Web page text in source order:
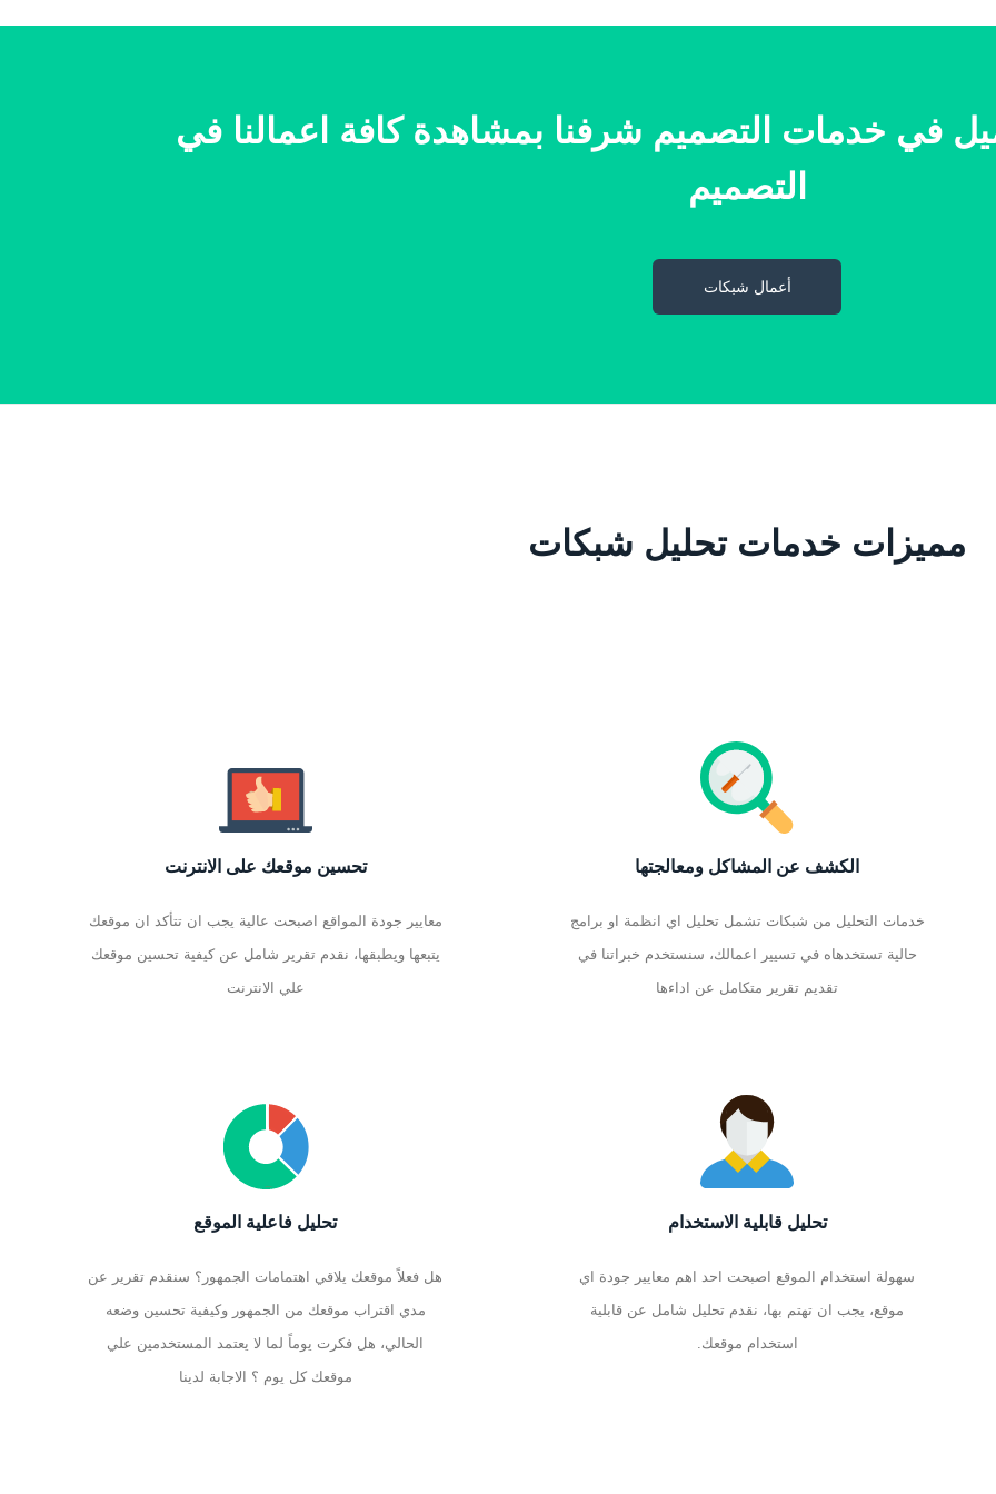
اكثر من 1900 عميل في خدمات التصميم شرفنا بمشاهدة كافة اعمالنا في
التصميم
أعمال شبكات
مميزات خدمات تحليل شبكات
الكشف عن المشاكل ومعالجتها
خدمات التحليل من شبكات تشمل تحليل اي انظمة او برامج
حالية تستخدهاه في تسيير اعمالك، سنستخدم خبراتنا في
تقديم تقرير متكامل عن اداءها
تحسين موقعك على الانترنت
معايير جودة المواقع اصبحت عالية يجب ان تتأكد ان موقعك
يتبعها ويطبقها، نقدم تقرير شامل عن كيفية تحسين موقعك
علي الانترنت
تحليل قابلية الاستخدام
سهولة استخدام الموقع اصبحت احد اهم معايير جودة اي
موقع، يجب ان تهتم بها، نقدم تحليل شامل عن قابلية
استخدام موقعك.
تحليل فاعلية الموقع
هل فعلاً موقعك يلاقي اهتمامات الجمهور؟ سنقدم تقرير عن
مدي اقتراب موقعك من الجمهور وكيفية تحسين وضعه
الحالي، هل فكرت يوماً لما لا يعتمد المستخدمين علي
موقعك كل يوم ؟ الاجابة لدينا